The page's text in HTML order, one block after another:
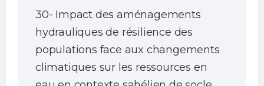
30- Impact des aménagements
hydrauliques de résilience des
populations face aux changements
climatiques sur les ressources en